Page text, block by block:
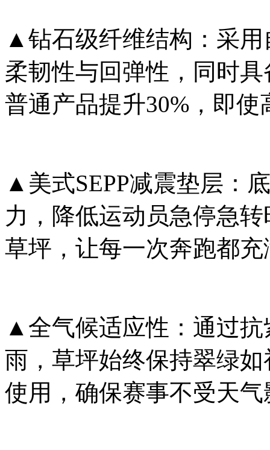
▲钻石级纤维结构：采
柔韧性与回弹性，同时
普通产品提升30%，即
▲美式SEPP减震垫层：
力，降低运动员急停急
草坪，让每一次奔跑都
▲全气候适应性：通过
雨，草坪始终保持翠绿
使用，确保赛事不受天气